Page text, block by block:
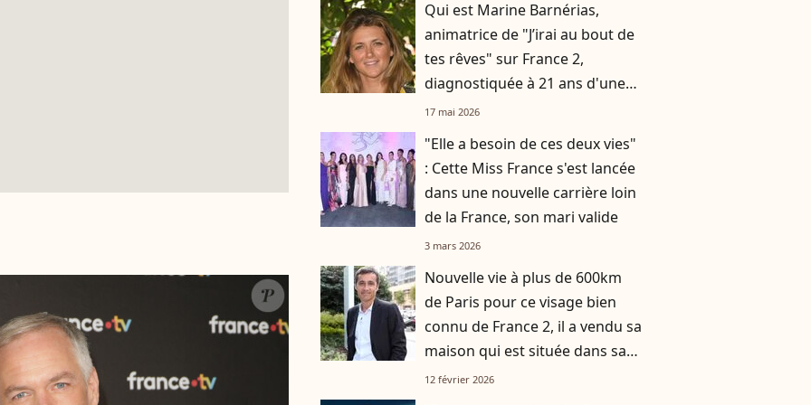
Qui est Marine Barnérias,
animatrice de "J’irai au bout de
tes rêves" sur France 2,
diagnostiquée à 21 ans d'une
sclérose en plaques ?
17 mai 2026
"Elle a besoin de ces deux vies"
: Cette Miss France s'est lancée
dans une nouvelle carrière loin
de la France, son mari valide
3 mars 2026
Nouvelle vie à plus de 600km
de Paris pour ce visage bien
connu de France 2, il a vendu sa
maison qui est située dans sa
ville d'enfance
12 février 2026